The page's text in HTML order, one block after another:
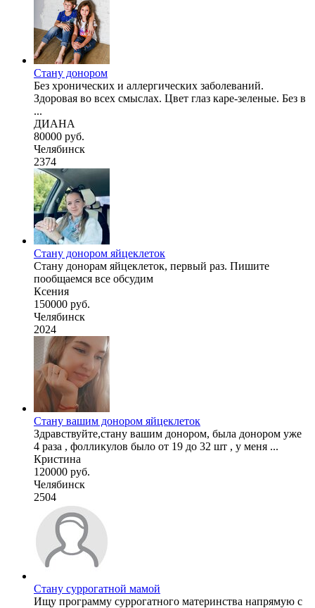
Стану донором
Без хронических и аллергических заболеваний.
Здоровая во всех смыслах. Цвет глаз каре-зеленые. Без в
...
ДИАНА
80000 руб.
Челябинск
2374
Стану донором яйцеклеток
Стану донорам яйцеклеток, первый раз. Пишите
пообщаемся все обсудим
Ксения
150000 руб.
Челябинск
2024
Стану вашим донором яйцеклеток
Здравствуйте,стану вашим донором, была донором уже
4 раза , фолликулов было от 19 до 32 шт , у меня ...
Кристина
120000 руб.
Челябинск
2504
Стану суррогатной мамой
Ищу программу суррогатного материнства напрямую с